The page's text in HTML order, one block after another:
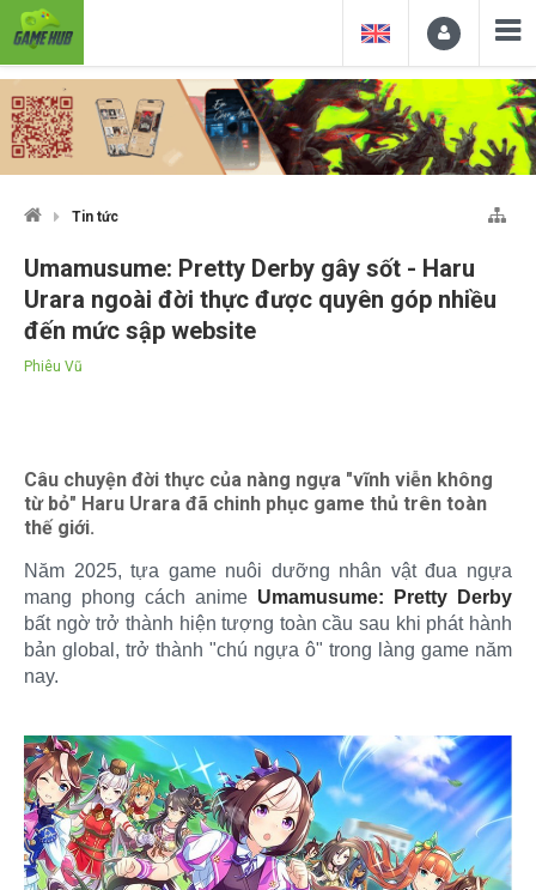
Tin tức
Umamusume: Pretty Derby gây sốt - Haru
Urara ngoài đời thực được quyên góp nhiều
đến mức sập website
Phiêu Vũ
Câu chuyện đời thực của nàng ngựa "vĩnh viễn không
từ bỏ" Haru Urara đã chinh phục game thủ trên toàn
thế giới.
Năm 2025, tựa game nuôi dưỡng nhân vật đua ngựa
mang phong cách anime Umamusume: Pretty Derby
bất ngờ trở thành hiện tượng toàn cầu sau khi phát hành
bản global, trở thành "chú ngựa ô" trong làng game năm
nay.